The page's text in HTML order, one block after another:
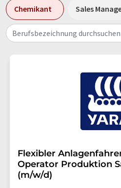
Chemikant Sales
Berufsbezeichnung durchsuchen
Flexibler
Operator Produktion
(m/w/d)